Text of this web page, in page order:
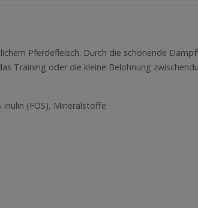
Pferdefleisch. Durch die schonende
Training oder die kleine Belohnung
(FOS), Mineralstoffe